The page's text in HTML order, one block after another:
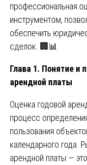
профессиональная
инструментом,
обеспечить
сделок. 🏢📊
Глава 1. Понятие и
арендной платы
Оценка годовой
процесс
пользования
календарного года.
арендной платы —